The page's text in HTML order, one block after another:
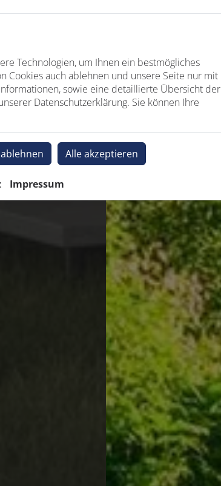
Technologien, um Ihnen ein bestmögliches
Cookies auch ablehnen und unsere Seite nur mit
sowie eine detaillierte Übersicht der
Datenschutzerklärung. Sie können Ihre
Alle akzeptieren
Impressum